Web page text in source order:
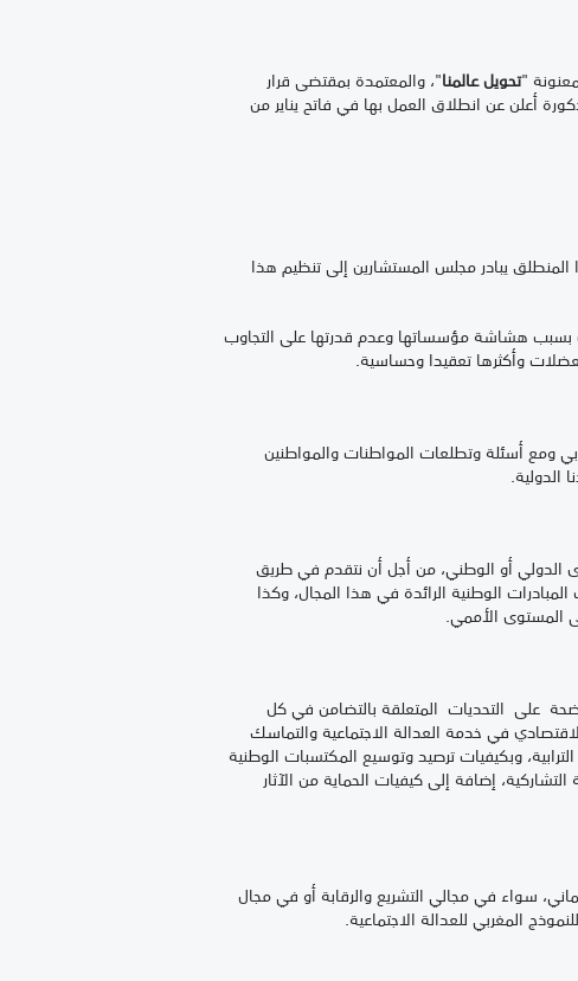
تحويل عالمنا"، والمعتمدة بمقتضى قرار
علما أن الخطة المذكورة أعلن عن انطلاق العمل بها في فاتح يناير من
يبادر مجلس المستشارين إلى تنظيم هذا
بسبب هشاشة مؤسساتها وعدم قدرتها على التجاوب
وأكثرها تعقيدا وحساسية.
ومع أسئلة وتطلعات المواطنات والمواطنين
الدولية.
أو الوطني، من أجل أن نتقدم في طريق
المبادرات الوطنية الرائدة في هذا المجال، وكذا
المستوى الأممي.
على التحديات المتعلقة بالتضامن في كل
في خدمة العدالة الاجتماعية والتماسك
وبكيفيات ترصيد وتوسيع المكتسبات الوطنية
إضافة إلى كيفيات الحماية من الآثار
سواء في مجالي التشريع والرقابة أو في مجال
المغربي للعدالة الاجتماعية.